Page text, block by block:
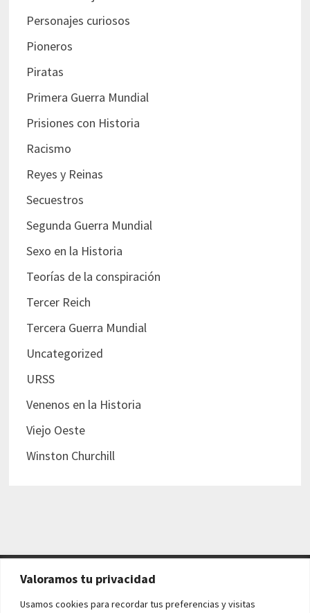
Valoramos tu privacidad
Usamos cookies para recordar tus preferencias y visitas
Personajes curiosos
Pioneros
Piratas
Primera Guerra Mundial
Prisiones con Historia
Racismo
Reyes y Reinas
Secuestros
Segunda Guerra Mundial
Sexo en la Historia
Teorías de la conspiración
Tercer Reich
Tercera Guerra Mundial
Uncategorized
URSS
Venenos en la Historia
Viejo Oeste
Winston Churchill
AVISO LEGAL Y POLÍTICAS